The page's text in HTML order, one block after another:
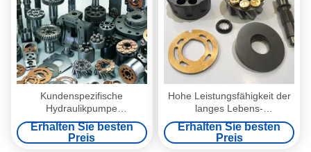
Kundenspezifische
Hydraulikpumpe
zerteilt/Bagger-Reparatur-
Hydraulikpumpe-Ersatzteile
Erhalten Sie besten
Preis
Hohe Leistungsfähigkeit der
langes Lebens-
Hydraulikpumpe-Ersatzteil-
K3SP36C K3V63BDT
K3V140DT
Erhalten Sie besten
Preis